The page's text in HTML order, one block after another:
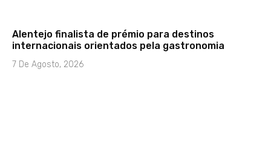
Alentejo finalista de prémio para destinos
internacionais orientados pela gastronomia
7 De Agosto, 2026